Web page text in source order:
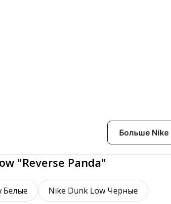
Больше Nike
"Reverse Panda"
Белые Nike Dunk Low Черные